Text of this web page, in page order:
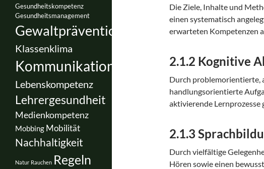
Die Ziele, Inhalte und
einen systematisch
erwarteten Kompetenzen
2.1.2 Kognitive
Durch problemorientierte,
handlungsorientierte
aktivierende Lernprozesse
2.1.3
Durch vielfältige
Hören sowie einen
Gesundheitskompetenz
Gesundheitsmanagement
Gewaltprävention
Klassenklima
Kommunikation
Lebenskompetenz
Lehrergesundheit
Medienkompetenz
Mobbing Mobilität
Nachhaltigkeit
Natur Rauchen Regeln